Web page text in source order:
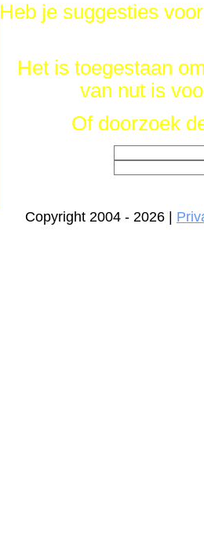
Heb je suggesties
Het is toegestaan
van nut is
Of doorzoek
Copyright 2004 - 2026 |